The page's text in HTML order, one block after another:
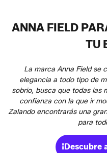
ANNA FIELD
TU
La marca Anna Field se
elegancia a todo tipo de
sobrio, busca que todas las
confianza con la que ir
Zalando encontrarás una
para
¡Descubre